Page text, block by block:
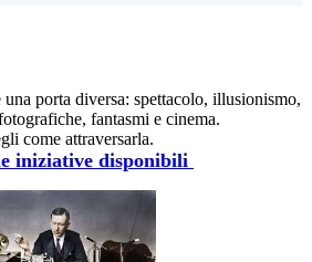
porta diversa: spettacolo, illusionismo,
fantasmi e cinema.
come attraversarla.
iniziative disponibili